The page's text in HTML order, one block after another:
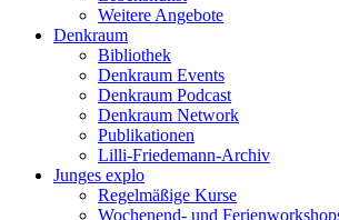
Weitere Angebote
Denkraum
Bibliothek
Denkraum Events
Denkraum Podcast
Denkraum Network
Publikationen
Lilli-Friedemann-Archiv
Junges explo
Regelmäßige Kurse
Wochenend- und